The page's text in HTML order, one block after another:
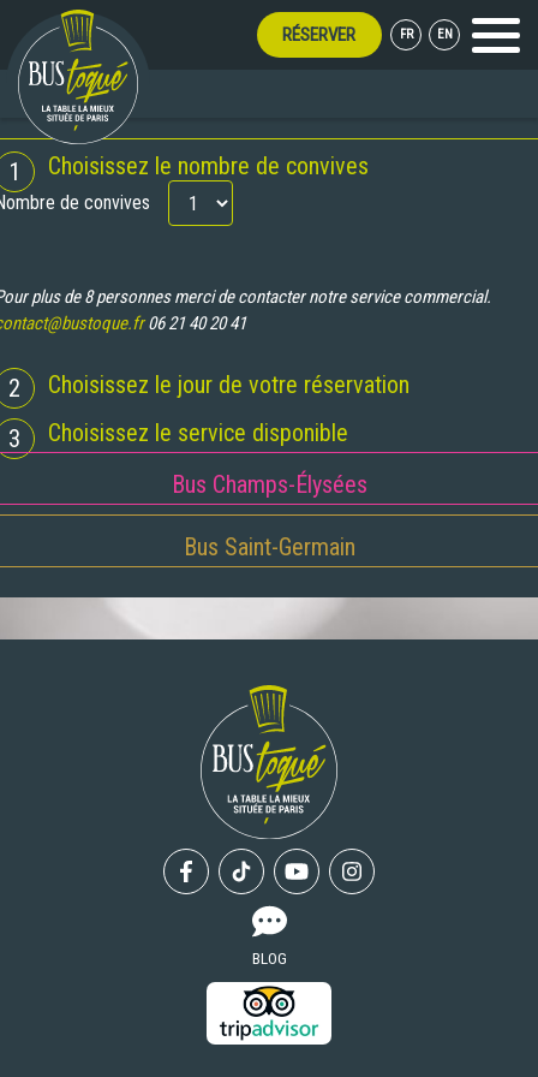
RÉSERVER FR EN Menu
TOUT L'ÉTÉ !
1 Choisissez le nombre de convives
de convives
plus de 8 personnes merci de contacter notre service commercial.
06 21 40 20 41
2
Choisissez le jour de votre réservation
3
Choisissez le service disponible
Bus Champs-Élysées
Bus Saint-Germain
FacebookTiktok YoutubeInstagram
BLOG